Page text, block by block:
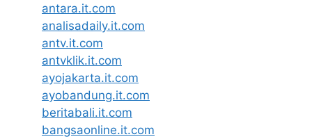
antara.it.com
analisadaily.it.com
antv.it.com
antvklik.it.com
ayojakarta.it.com
ayobandung.it.com
beritabali.it.com
bangsaonline.it.com